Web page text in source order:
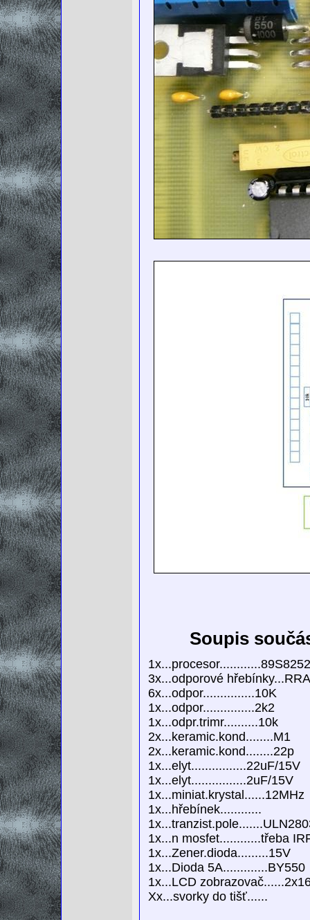
Soupis
3x...odporové
6x...odpor...............10K
1x...odpor...............2k2
1x...odpr.trimr..........10k
2x...keramic.kond........M1
2x...keramic.kond........22p
1x...elyt................22uF/15V
1x...elyt................2uF/15V
1x...miniat.krystal......12MHz
1x...hřebínek............
1x...n mosfet............třeba
1x...Zener.dioda.........15V
1x...Dioda 5A.............BY550
1x...LCD
Xx...svorky do tišť......